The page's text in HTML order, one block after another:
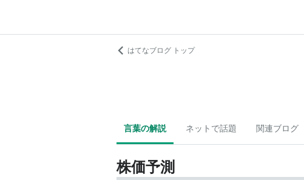
はてなブログ トップ
言葉の解説 ネットで話題 関連ブログ
株価予測